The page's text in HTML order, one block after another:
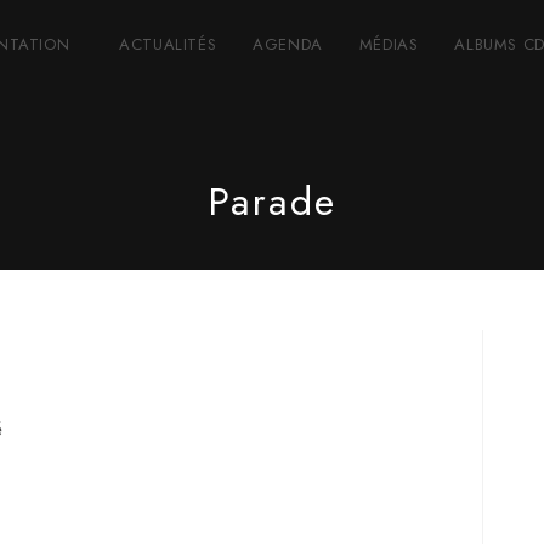
ACTUALITÉS AGENDA MÉDIAS ALBUMS CD
Parade